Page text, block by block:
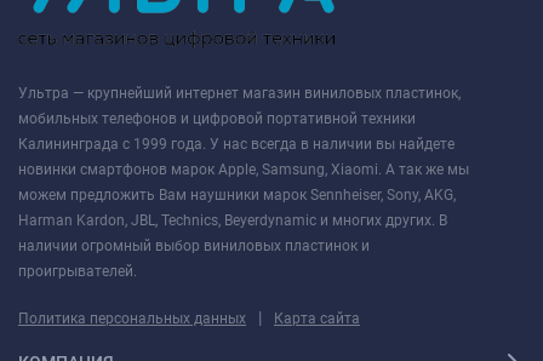
Ультра — крупнейший интернет магазин виниловых пластинок,
мобильных телефонов и цифровой портативной техники
Калининграда с 1999 года. У нас всегда в наличии вы найдете
новинки смартфонов марок Apple, Samsung, Xiaomi. А так же мы
можем предложить Вам наушники марок Sennheiser, Sony, AKG,
Harman Kardon, JBL, Technics, Beyerdynamic и многих других. В
наличии огромный выбор виниловых пластинок и
проигрывателей.
Политика персональных данных | Карта сайта